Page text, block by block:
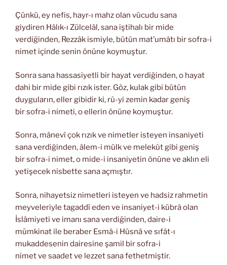
Çünkü, ey nefis, hayr-ı mahz olan vücudu sana
giydiren Hâlık-ı Zülcelâl, sana iştihalı bir mide
verdiğinden, Rezzâk ismiyle, bütün mat’umâtı bir sofra-i
nimet içinde senin önüne koymuştur.
Sonra sana hassasiyetli bir hayat verdiğinden, o hayat
dahi bir mide gibi rızık ister. Göz, kulak gibi bütün
duyguların, eller gibidir ki, rû-yi zemin kadar geniş
bir sofra-i nimeti, o ellerin önüne koymuştur.
Sonra, mânevî çok rızık ve nimetler isteyen insaniyeti
sana verdiğinden, âlem-i mülk ve melekût gibi geniş
bir sofra-i nimet, o mide-i insaniyetin önüne ve aklın eli
yetişecek nisbette sana açmıştır.
Sonra, nihayetsiz nimetleri isteyen ve hadsiz rahmetin
meyveleriyle tagaddî eden ve insaniyet-i kübrâ olan
İslâmiyeti ve imanı sana verdiğinden, daire-i
mümkinat ile beraber Esmâ-i Hüsnâ ve sıfât-ı
mukaddesenin dairesine şamil bir sofra-i
nimet ve saadet ve lezzet sana fethetmiştir.